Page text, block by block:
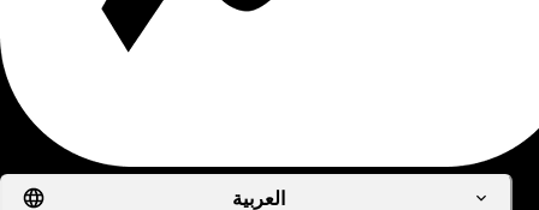
العربية